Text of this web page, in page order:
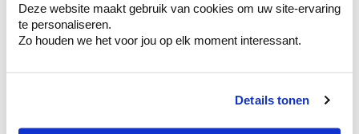
Deze website maakt gebruik van cookies om uw site-ervaring
te personaliseren.
Zo houden we het voor jou op elk moment interessant.
Details tonen
Obtenez des conseils personnalisés sur la
combinaison de couleurs.
Conseil couleur à domicile